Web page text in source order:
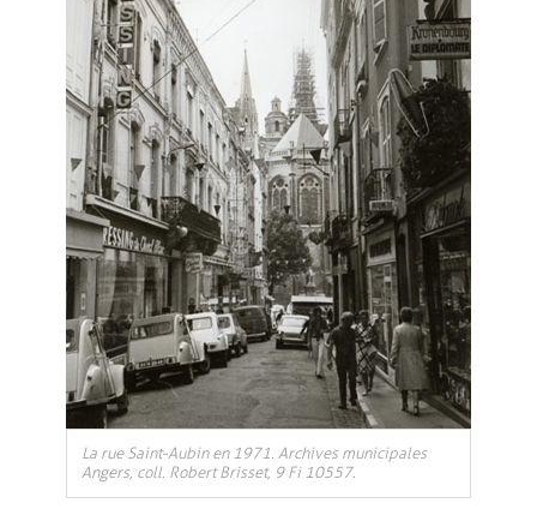
La rue Saint-Aubin en 1971. Archives municipales
Angers, coll. Robert Brisset, 9 Fi 10557.